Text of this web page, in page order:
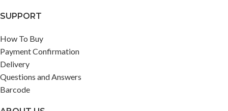
SUPPORT
How To Buy
Payment Confirmation
Delivery
Questions and Answers
Barcode